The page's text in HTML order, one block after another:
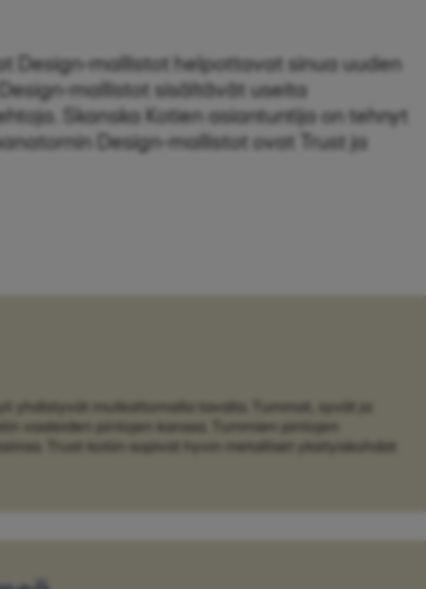
Design-mallistot helpottavat sinua uuden
mallistot sisältävät useita
Skanska Kotien asiantuntija on tehnyt
Design-mallistot ovat Trust ja
yhdistyvät mutkattomalla tavalla. Tummat, syvät ja
vaaleiden pintojen kanssa. Tummien pintojen
Trust-kotiin sopivat hyvin metalliset yksityiskohdat